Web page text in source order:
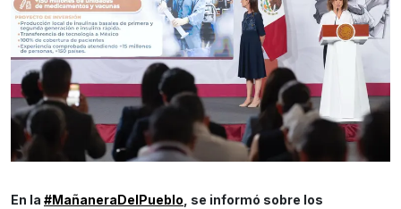
En la #MañaneraDelPueblo , se informó sobre los